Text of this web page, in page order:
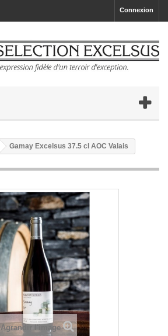
Connexion
Gamay Excelsus 37.5 cl AOC Valais
Agrandir l'image